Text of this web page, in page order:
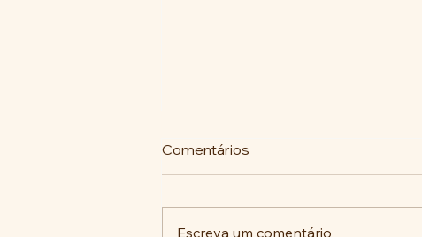
Comentários
Escreva um comentário